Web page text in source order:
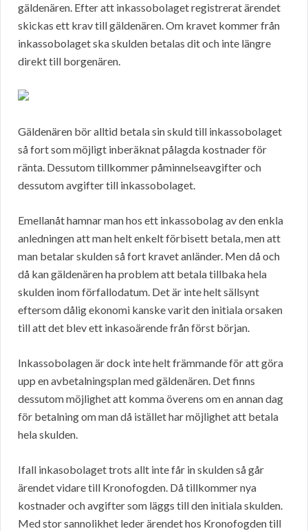
gäldenären. Efter att inkassobolaget registrerat ärendet
skickas ett krav till gäldenären. Om kravet kommer från
inkassobolaget ska skulden betalas dit och inte längre
direkt till borgenären.
Gäldenären bör alltid betala sin skuld till inkassobolaget
så fort som möjligt inberäknat pålagda kostnader för
ränta. Dessutom tillkommer påminnelseavgifter och
dessutom avgifter till inkassobolaget.
Emellanåt hamnar man hos ett inkassobolag av den enkla
anledningen att man helt enkelt förbisett betala, men att
man betalar skulden så fort kravet anländer. Men då och
då kan gäldenären ha problem att betala tillbaka hela
skulden inom förfallodatum. Det är inte helt sällsynt
eftersom dålig ekonomi kanske varit den initiala orsaken
till att det blev ett inkasoärende från först början.
Inkassobolagen är dock inte helt främmande för att göra
upp en avbetalningsplan med gäldenären. Det finns
dessutom möjlighet att komma överens om en annan dag
för betalning om man då istället har möjlighet att betala
hela skulden.
Ifall inkasobolaget trots allt inte får in skulden så går
ärendet vidare till Kronofogden. Då tillkommer nya
kostnader och avgifter som läggs till den initiala skulden.
Med stor sannolikhet leder ärendet hos Kronofogden till